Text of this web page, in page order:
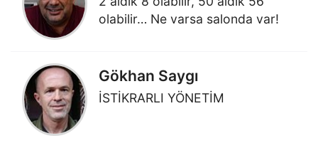
olabilir… Ne varsa salonda var!
Gökhan Saygı
İSTİKRARLI YÖNETİM